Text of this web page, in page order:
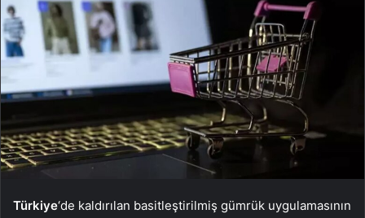
Türkiye‘de kaldırılan basitleştirilmiş gümrük uygulamasının